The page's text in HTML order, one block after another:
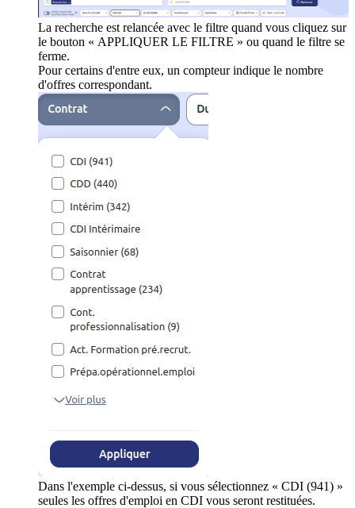
La recherche est relancée avec le filtre quand vous cliquez sur
le bouton « APPLIQUER LE FILTRE » ou quand le filtre se
ferme.
Pour certains d'entre eux, un compteur indique le nombre
d'offres correspondant.
Dans l'exemple ci-dessus, si vous sélectionnez « CDI (941) »
seules les offres d'emploi en CDI vous seront restituées.